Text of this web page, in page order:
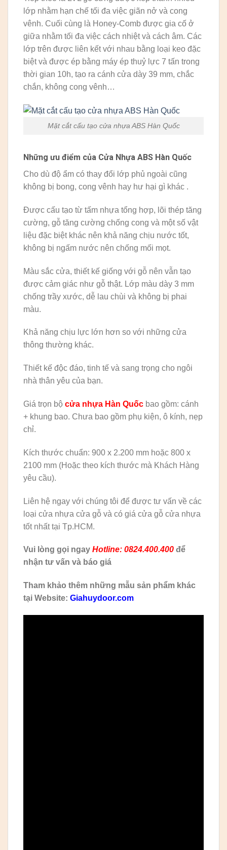
lớp nhằm hạn chế tối đa việc giãn nở và cong
vênh. Cuối cùng là Honey-Comb được gia cố ở
giữa nhằm tối đa việc cách nhiệt và cách âm. Các
lớp trên được liên kết với nhau bằng loại keo đặc
biệt và được ép bằng máy ép thuỷ lực 7 tấn trong
thời gian 10h, tạo ra cánh cửa dày 39 mm, chắc
chắn, không cong vênh…
Mặt cắt cấu tạo cửa nhựa ABS Hàn Quốc
Những ưu điểm của Cửa Nhựa ABS Hàn Quốc
Cho dù độ ẩm có thay đổi lớp phủ ngoài cũng
không bị bong, cong vênh hay hư hại gì khác .
Được cấu tạo từ tấm nhựa tổng hợp, lõi thép tăng
cường, gỗ tăng cường chống cong và một số vật
liệu đặc biệt khác nên khả năng chịu nước tốt,
không bị ngấm nước nên chống mối mọt.
Màu sắc cửa, thiết kế giống với gỗ nên vẫn tạo
được cảm giác như gỗ thật. Lớp màu dày 3 mm
chống trầy xước, dễ lau chùi và không bị phai
màu.
Khả năng chịu lực lớn hơn so với những cửa
thông thường khác.
Thiết kế độc đáo, tinh tế và sang trọng cho ngôi
nhà thân yêu của bạn.
Giá trọn bộ cửa nhựa Hàn Quốc bao gồm: cánh
+ khung bao. Chưa bao gồm phụ kiện, ô kính, nẹp
chỉ.
Kích thước chuẩn: 900 x 2.200 mm hoặc 800 x
2100 mm (Hoặc theo kích thước mà Khách Hàng
yêu cầu).
Liên hệ ngay với chúng tôi để được tư vấn về các
loại cửa nhựa cửa gỗ và có giá cửa gỗ cửa nhựa
tốt nhất tại Tp.HCM.
Vui lòng gọi ngay Hotline: 0824.400.400 để
nhận tư vấn và báo giá
Tham khảo thêm những mẫu sản phẩm khác
tại Website: Giahuydoor.com